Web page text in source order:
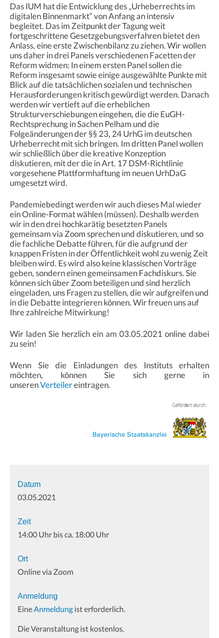
Das IUM hat die Entwicklung des „Urheberrechts im
digitalen Binnenmarkt“ von Anfang an intensiv
begleitet. Das im Zeitpunkt der Tagung weit
fortgeschrittene Gesetzgebungsverfahren bietet den
Anlass, eine erste Zwischenbilanz zu ziehen. Wir wollen
uns daher in drei Panels verschiedenen Facetten der
Reform widmen: In einem ersten Panel sollen die
Reform insgesamt sowie einige ausgewählte Punkte mit
Blick auf die tatsächlichen sozialen und technischen
Herausforderungen kritisch gewürdigt werden. Danach
werden wir vertieft auf die erheblichen
Strukturverschiebungen eingehen, die die EuGH-
Rechtsprechung in Sachen Pelham und die
Folgeänderungen der §§ 23, 24 UrhG im deutschen
Urheberrecht mit sich bringen. Im dritten Panel wollen
wir schließlich über die kreative Konzeption
diskutieren, mit der die in Art. 17 DSM-Richtlinie
vorgesehene Plattformhaftung im neuen UrhDaG
umgesetzt wird.
Pandemiebedingt werden wir auch dieses Mal wieder
ein Online-Format wählen (müssen). Deshalb werden
wir in den drei hochkarätig besetzten Panels
gemeinsam via Zoom sprechen und diskutieren, und so
die fachliche Debatte führen, für die aufgrund der
knappen Fristen in der Öffentlichkeit wohl zu wenig Zeit
bleiben wird. Es wird also keine klassischen Vorträge
geben, sondern einen gemeinsamen Fachdiskurs. Sie
können sich über Zoom beteiligen und sind herzlich
eingeladen, uns Fragen zu stellen, die wir aufgreifen und
in die Debatte integrieren können. Wir freuen uns auf
Ihre zahlreiche Mitwirkung!
Wir laden Sie herzlich ein am 03.05.2021 online dabei
zu sein!
Wenn Sie die Einladungen des Instituts erhalten
möchten, können Sie sich gerne in
unserenVerteilereintragen.
Datum
03.05.2021
Zeit
14:00 Uhr bis ca. 18:00 Uhr
Ort
Online via Zoom
Anmeldung
EineAnmeldung ist erforderlich.
Die Veranstaltung ist kostenlos.